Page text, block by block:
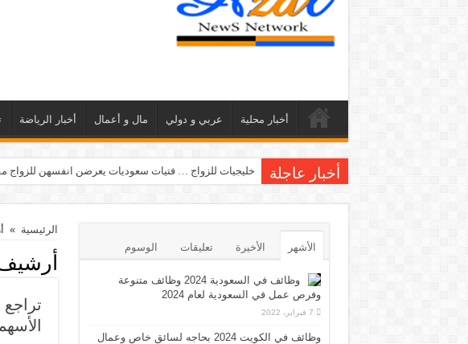
أخبار محلية عربي و دولي مال و أعمال أخبار الرياضة
أخبار عاجلة خليجيات للزواج … فتيات سعوديات يعرضن انفسهن للزواج
الرئيسية »
الأشهر الأخيرة تعليقات الوسوم
وظائف في السعودية 2024 وظائف متنوعة
وفرص عمل في السعودية لعام 2024
7 فبراير، 2022
وظائف في الكويت 2024 بحاجه لسائق خاص وعمال